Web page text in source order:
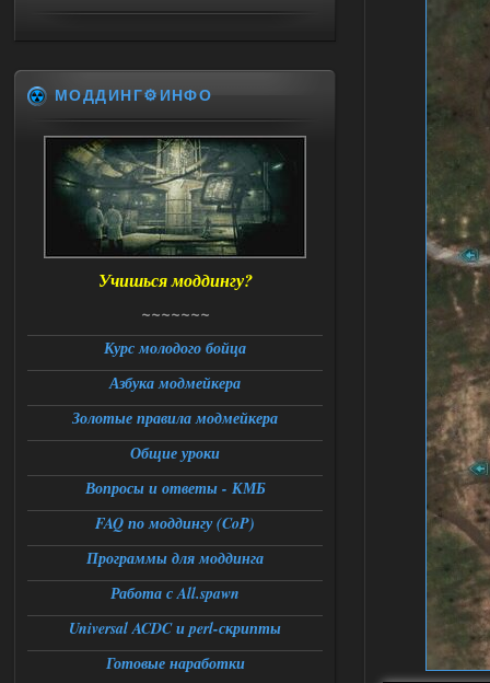
Ответить ➤
06.08.2026
Universal Teleport v2.0
DEDULYA-1967
Доступно только для пользователей
Ответить ➤
Universal Teleport v2.0
12:26
Stalker-Mods-Clan-su
Ответить ➤
Universal Teleport v2.0
DEDULYA-1967
Поставил на чистый сталкер
вылет [error]Arguments :
msg_box_kicked_by_server:picture
МОДДИНГ⚙️ИНФО
Учишься моддингу?
~~~~~~~
Курс молодого бойца
Азбука модмейкера
Золотые правила модмейкера
Общие уроки
Вопросы и ответы - КМБ
FAQ по моддингу (CoP)
Программы для моддинга
Работа с All.spawn
Universal ACDC и perl-скрипты
Готовые наработки